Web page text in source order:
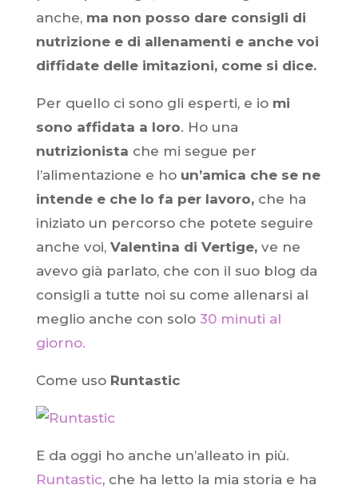
anche, ma non posso dare consigli di
nutrizione e di allenamenti e anche voi
diffidate delle imitazioni, come si dice.
Per quello ci sono gli esperti, e io mi
sono affidata a loro. Ho una
nutrizionista che mi segue per
l’alimentazione e ho un’amica che se ne
intende e che lo fa per lavoro,che ha
iniziato un percorso che potete seguire
anche voi,Valentina di Vertige,ve ne
avevo già parlato, che con il suo blog da
consigli a tutte noi su come allenarsi al
meglio anche con solo 30 minuti al
giorno.
Come uso Runtastic
E da oggi ho anche un’alleato in più.
Runtastic, che ha letto la mia storia e ha